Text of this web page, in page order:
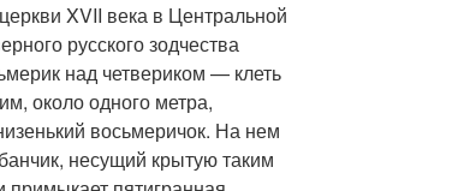
XVII века в Центральной
русского зодчества
над четвериком — клеть
около одного метра,
восьмеричок. На нем
несущий крытую таким